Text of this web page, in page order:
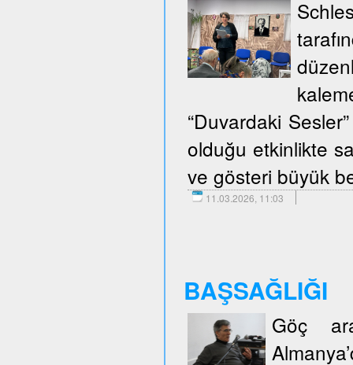
“Duvardaki
olduğu etkinlikte
ve gösteri büyük
11.03.2026, 11:03
BAŞSAĞLIĞI
Göç